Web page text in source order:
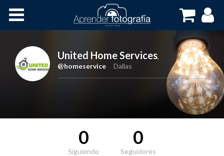
Cursos OnLine
United Home Services,
@homeservice
Dallas
0
Siguiendo
0
Seguidores